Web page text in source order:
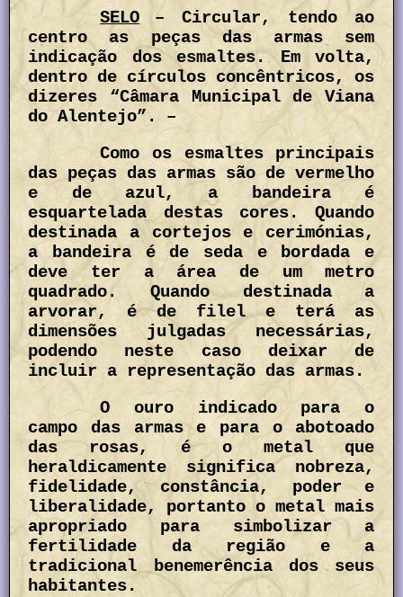
SELO
– Circular, tendo ao
centro as peças das armas sem
indicação dos esmaltes. Em volta,
dentro de círculos concêntricos, os
dizeres “Câmara Municipal de Viana
do Alentejo”. –
Como os esmaltes principais
das peças das armas são de vermelho
e de azul, a bandeira é
esquartelada destas cores. Quando
destinada a cortejos e cerimónias,
a bandeira é de seda e bordada e
deve ter a área de um metro
quadrado. Quando destinada a
arvorar, é de filel e terá as
dimensões julgadas necessárias,
podendo neste caso deixar de
incluir a representação das armas.
O ouro indicado para o
campo das armas e para o abotoado
das rosas, é o metal que
heraldicamente significa nobreza,
fidelidade, constância, poder e
liberalidade, portanto o metal mais
apropriado para simbolizar a
fertilidade da região e a
tradicional benemerência dos seus
habitantes.